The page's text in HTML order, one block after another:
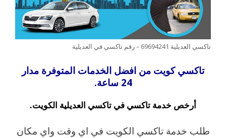
تاكسي العديلية 69694241 – رقم تاكسي في العديلية
تاكسي كويت من افضل الخدمات المتوفرة مدار
24 ساعة.
أرخص خدمة تاكسي في تاكسي العديلية الكويت.
طلب خدمة تاكسي الكويت في اي وقت واي مكان